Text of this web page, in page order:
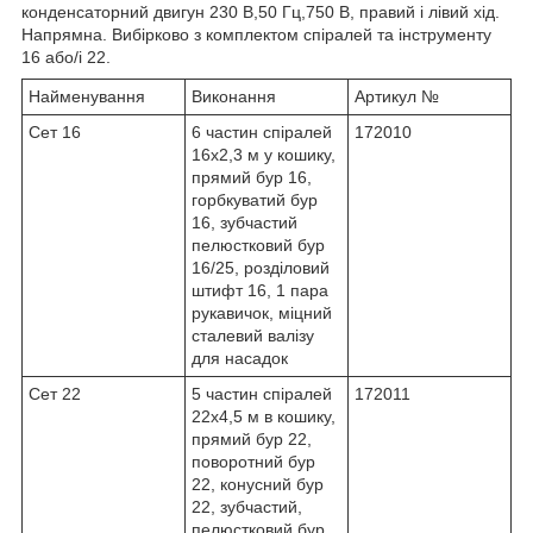
конденсаторний двигун 230 В,50 Гц,750 В, правий і лівий хід.
Напрямна. Вибірково з комплектом спіралей та інструменту
16 або/і 22.
Найменування Виконання
Артикул №
Сет 16
6 частин спіралей
16x2,3 м у кошику,
прямий бур 16,
горбкуватий бур
16, зубчастий
пелюстковий бур
16/25, розділовий
штифт 16, 1 пара
рукавичок, міцний
сталевий валізу
для насадок
172010
Сет 22
5 частин спіралей
22x4,5 м в кошику,
прямий бур 22,
поворотний бур
22, конусний бур
22, зубчастий,
пелюстковий бур
172011